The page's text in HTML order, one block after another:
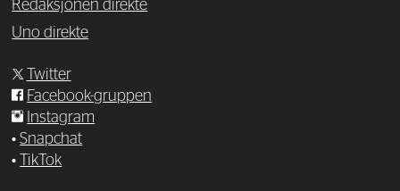
Redaksjonen direkte
Uno direkte
Twitter
Facebook-gruppen
Instagram
•Snapchat
•
TikTok